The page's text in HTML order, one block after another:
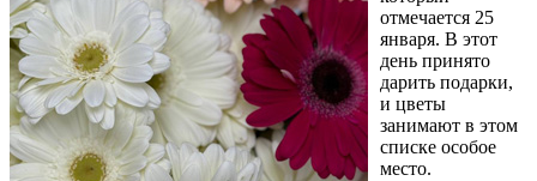
отмечается 25
января. В этот
день принято
дарить подарки,
и цветы
занимают в этом
списке особое
место.